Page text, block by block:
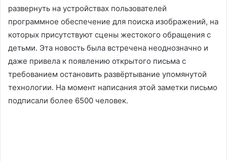
развернуть на устройствах пользователей
программное обеспечение для поиска изображений, на
которых присутствуют сцены жестокого обращения с
детьми. Эта новость была встречена неоднозначно и
даже привела к появлению открытого письма с
требованием остановить развёртывание упомянутой
технологии. На момент написания этой заметки письмо
подписали более 6500 человек.